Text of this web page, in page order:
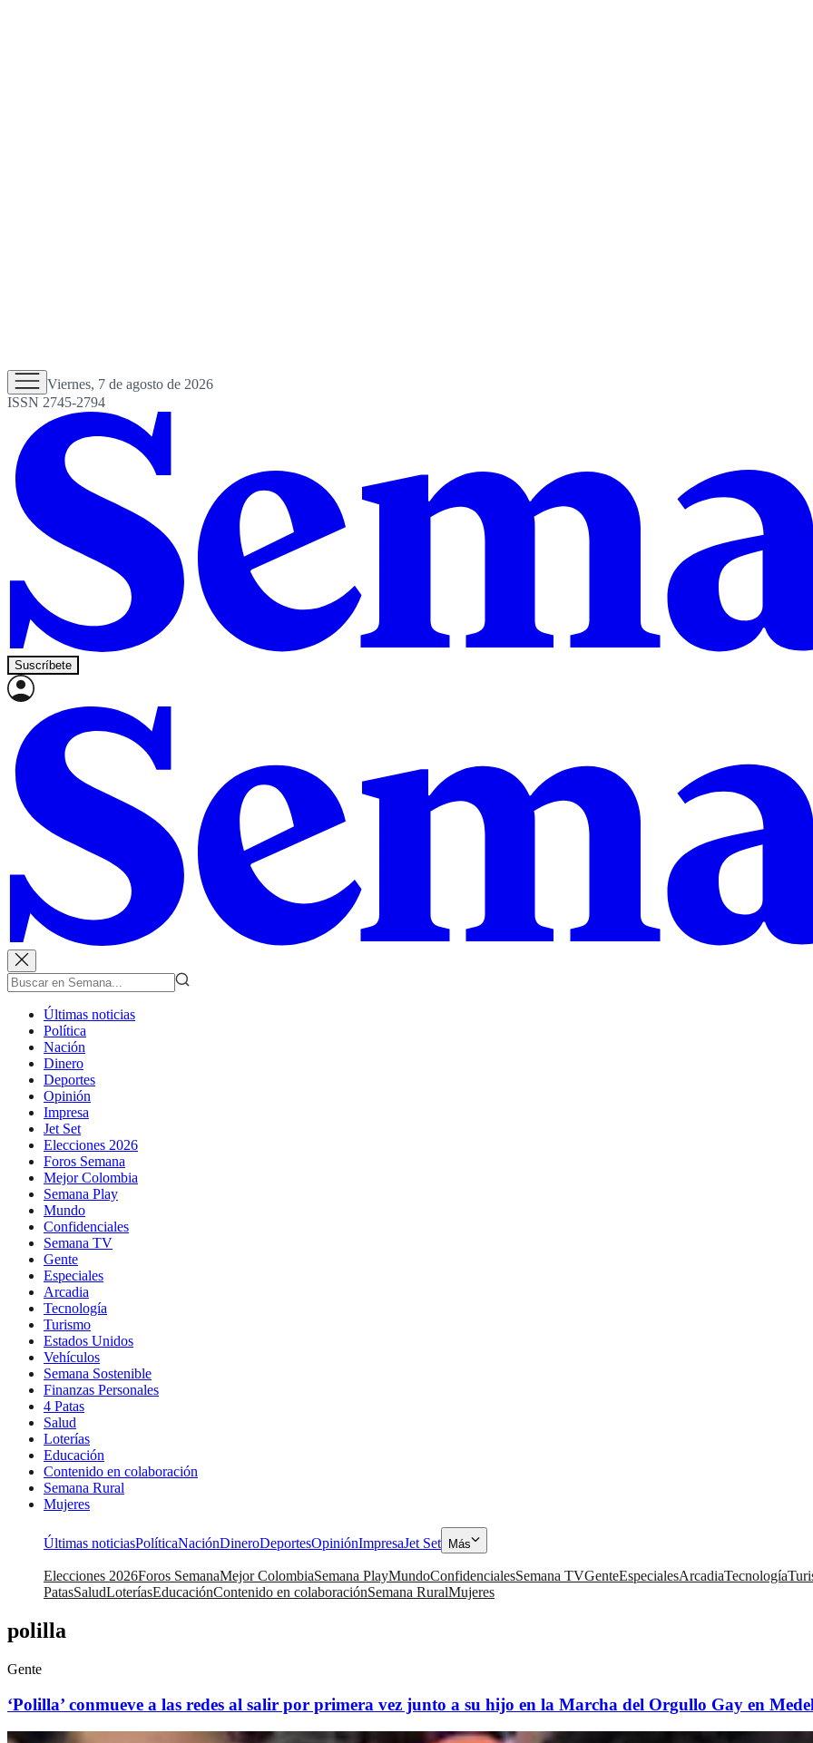
Viernes, 7 de agosto de 2026
ISSN 2745-2794
Suscríbete
Últimas noticias
Política
Nación
Dinero
Deportes
Opinión
Impresa
Jet Set
Elecciones 2026
Foros Semana
Mejor Colombia
Semana Play
Mundo
Confidenciales
Semana TV
Gente
Especiales
Arcadia
Tecnología
Turismo
Estados Unidos
Vehículos
Semana Sostenible
Finanzas Personales
4 Patas
Salud
Loterías
Educación
Contenido en colaboración
Semana Rural
Mujeres
Últimas noticiasPolíticaNaciónDineroDeportesOpiniónImpresaJet Set Más
Elecciones 2026Foros SemanaMejor ColombiaSemana PlayMundoConfidencialesSemana TVGenteEspecialesArcadiaTecnología
PatasSaludLoteríasEducaciónContenido en colaboraciónSemana RuralMujeres
polilla
Gente
‘Polilla’ conmueve a las redes al salir por primera vez junto a su hijo en la Marcha del Orgullo Gay en